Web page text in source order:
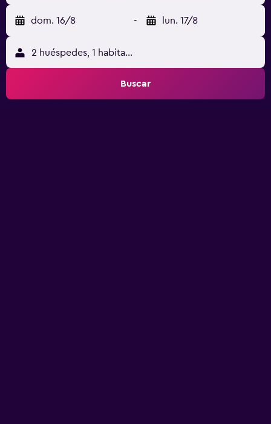
dom. 16/8 - lun. 17/8
2 huéspedes, 1 habitación
Buscar